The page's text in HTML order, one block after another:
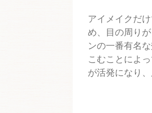
アイメイクだ
め、目の周り
ンの一番有名
こむことによ
が活発になり